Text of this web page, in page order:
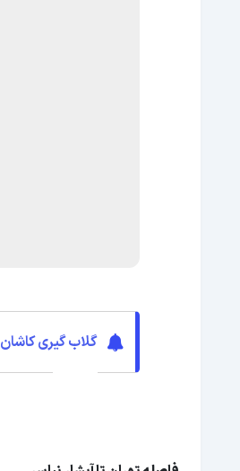
گلاب گیری کاشان